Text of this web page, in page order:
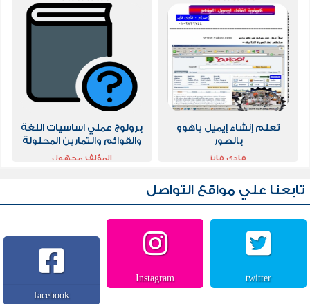
تعلم إنشاء إيميل ياهوو
بالصور
فادي فايز
برولوج عملي اساسيات اللغة
والقوائم والتمارين المحلولة
وائل سطيح
المؤلف مجهول
تابعنا علي مواقع التواصل
twitter
Instagram
facebook